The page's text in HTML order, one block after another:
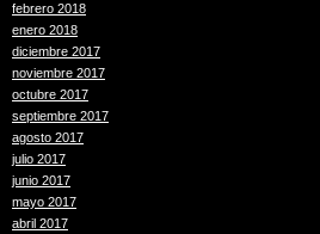
febrero 2018
enero 2018
diciembre 2017
noviembre 2017
octubre 2017
septiembre 2017
agosto 2017
julio 2017
junio 2017
mayo 2017
abril 2017